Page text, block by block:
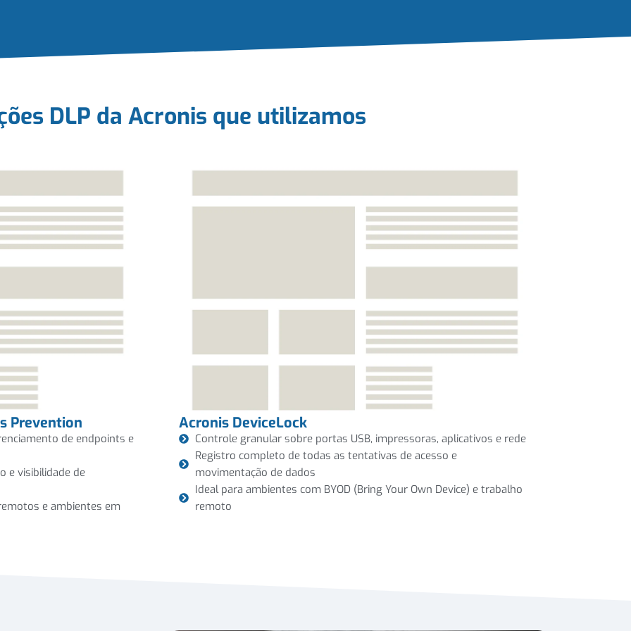
DLP da Acronis que utilizamos
Prevention
de endpoints e
e visibilidade de
e ambientes em
Acronis DeviceLock
Controle granular sobre portas USB, impressoras, aplicativos e rede
Registro completo de todas as tentativas de acesso e
movimentação de dados
Ideal para ambientes com BYOD (Bring Your Own Device) e trabalho
remoto